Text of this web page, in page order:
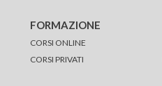
FORMAZIONE
CORSI ONLINE
CORSI PRIVATI